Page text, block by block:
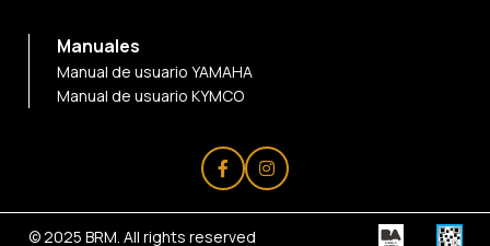
Manuales
Manual de usuario YAMAHA
Manual de usuario KYMCO
© 2025 BRM. All rights reserved